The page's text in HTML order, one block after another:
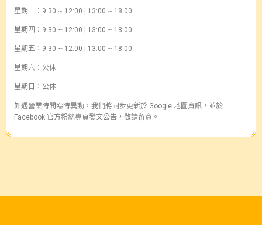
星期三：9:30 ~ 12:00 | 13:00 ~ 18:00
星期四：9:30 ~ 12:00 | 13:00 ~ 18:00
星期五：9:30 ~ 12:00 | 13:00 ~ 18:00
星期六：公休
星期日：公休
如遇營業時間臨時異動，我們將同步更新於 Google 地圖資訊，並於
Facebook 官方粉絲專頁發文公告，敬請留意。